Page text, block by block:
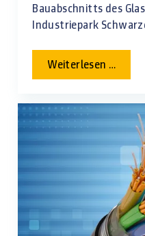
Bauabschnitts des
Industriepark
Weiterlesen …
im